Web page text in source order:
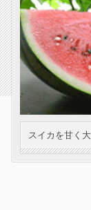
スイカを甘く